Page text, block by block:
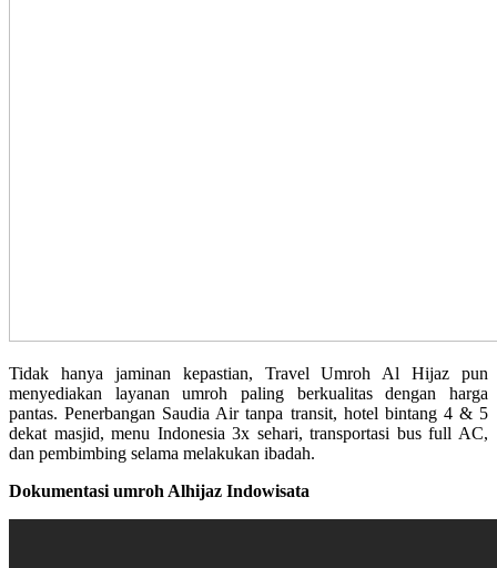
Tidak hanya jaminan kepastian, Travel Umroh Al Hijaz pun
menyediakan layanan umroh paling berkualitas dengan harga
pantas. Penerbangan Saudia Air tanpa transit, hotel bintang 4 & 5
dekat masjid, menu Indonesia 3x sehari, transportasi bus full AC,
dan pembimbing selama melakukan ibadah.
Dokumentasi umroh Alhijaz Indowisata